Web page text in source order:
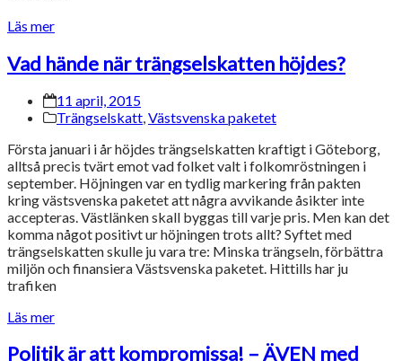
Läs mer
Vad hände när trängselskatten höjdes?
11 april, 2015
Trängselskatt Västsvenska paketet
Första januari i år höjdes trängselskatten kraftigt i Göteborg,
alltså precis tvärt emot vad folket valt i folkomröstningen i
september. Höjningen var en tydlig markering från pakten
kring västsvenska paketet att några avvikande åsikter inte
accepteras. Västlänken skall byggas till varje pris. Men kan det
komma något positivt ur höjningen trots allt? Syftet med
trängselskatten skulle ju vara tre: Minska trängseln, förbättra
miljön och finansiera Västsvenska paketet. Hittills har ju
trafiken
Läs mer
Politik är att kompromissa! – ÄVEN med